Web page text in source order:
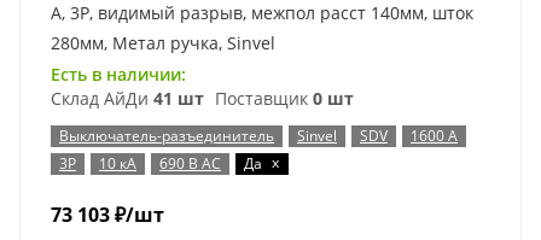
А, 3Р, видимый разрыв, межпол расст 140мм, шток
280мм, Метал ручка, Sinvel
Есть в наличии:
Склад АйДи 41 шт Поставщик 0 шт
Выключатель-разъединитель Sinvel SDV
1600 А
3P
10 кА 690 В AC Да x
73 103₽/шт